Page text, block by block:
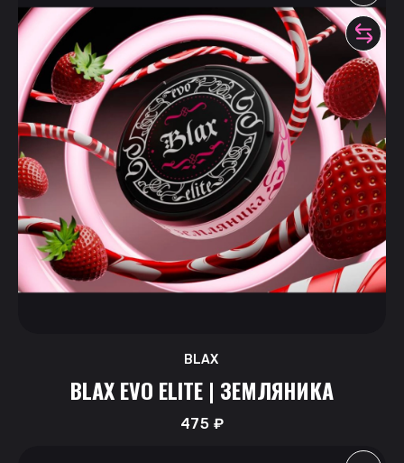
BLAX
BLAX EVO ELITE | ЗЕМЛЯНИКА
475 ₽